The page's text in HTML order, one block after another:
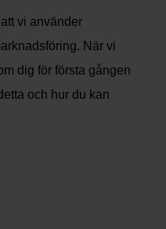
vi använder
När vi
dig för första gången
och hur du kan